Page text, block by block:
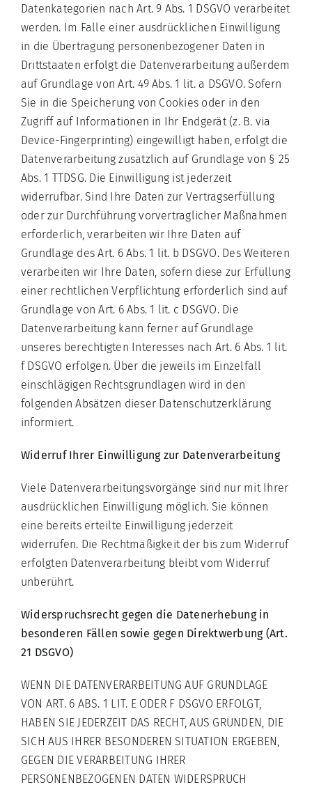
Datenkategorien nach Art. 9 Abs. 1 DSGVO verarbeitet
werden. Im Falle einer ausdrücklichen Einwilligung
in die Übertragung personenbezogener Daten in
Drittstaaten erfolgt die Datenverarbeitung außerdem
auf Grundlage von Art. 49 Abs. 1 lit. a DSGVO. Sofern
Sie in die Speicherung von Cookies oder in den
Zugriff auf Informationen in Ihr Endgerät (z. B. via
Device-Fingerprinting) eingewilligt haben, erfolgt die
Datenverarbeitung zusätzlich auf Grundlage von § 25
Abs. 1 TTDSG. Die Einwilligung ist jederzeit
widerrufbar. Sind Ihre Daten zur Vertragserfüllung
oder zur Durchführung vorvertraglicher Maßnahmen
erforderlich, verarbeiten wir Ihre Daten auf
Grundlage des Art. 6 Abs. 1 lit. b DSGVO. Des Weiteren
verarbeiten wir Ihre Daten, sofern diese zur Erfüllung
einer rechtlichen Verpflichtung erforderlich sind auf
Grundlage von Art. 6 Abs. 1 lit. c DSGVO. Die
Datenverarbeitung kann ferner auf Grundlage
unseres berechtigten Interesses nach Art. 6 Abs. 1 lit.
f DSGVO erfolgen. Über die jeweils im Einzelfall
einschlägigen Rechtsgrundlagen wird in den
folgenden Absätzen dieser Datenschutzerklärung
informiert.
Widerruf Ihrer Einwilligung zur Datenverarbeitung
Viele Datenverarbeitungsvorgänge sind nur mit Ihrer
ausdrücklichen Einwilligung möglich. Sie können
eine bereits erteilte Einwilligung jederzeit
widerrufen. Die Rechtmäßigkeit der bis zum Widerruf
erfolgten Datenverarbeitung bleibt vom Widerruf
unberührt.
Widerspruchsrecht gegen die Datenerhebung in
besonderen Fällen sowie gegen Direktwerbung (Art.
21 DSGVO)
WENN DIE DATENVERARBEITUNG AUF GRUNDLAGE
VON ART. 6 ABS. 1 LIT. E ODER F DSGVO ERFOLGT,
HABEN SIE JEDERZEIT DAS RECHT, AUS GRÜNDEN, DIE
SICH AUS IHRER BESONDEREN SITUATION ERGEBEN,
GEGEN DIE VERARBEITUNG IHRER
PERSONENBEZOGENEN DATEN WIDERSPRUCH